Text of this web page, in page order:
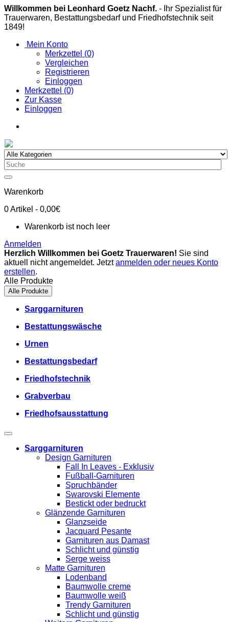
Willkommen bei Leonhard Goetz Nachf. - Ihr Spezialist für
Trauerwaren, Bestattungsbedarf und Friedhofstechnik seit
1849!
Mein Konto
Merkzettel (0)
Vergleichen
Registrieren
Einloggen
Merkzettel (0)
Zur Kasse
Einloggen
Warenkorb
0Artikel - 0,00€
Warenkorb ist noch leer
Anmelden
Herzlich Willkommen bei Goetz Trauerwaren! Sie sind
aktuell nicht angemeldet. Jetztanmelden oder neues Konto
erstellen.
Alle Produkte
Alle Produkte
Sarggarnituren
Bestattungswäsche
Urnen
Bestattungsbedarf
Friedhofstechnik
Grabverbau
Friedhofsausstattung
Sarggarnituren
Design Garnituren
Fall In Leaves - Exklusiv
Fußball-Garnituren
Spruchbänder
Swarovski Elemente
Bestickt oder bedruckt
Glänzende Garnituren
Glanzseide
Jacquard Pesante
Garnituren aus Damast
Schlicht und günstig
Serge weiss
Matte Garnituren
Lodenband
Baumwolle creme
Baumwolle weiß
Trendy Garnituren
Schlicht und günstig